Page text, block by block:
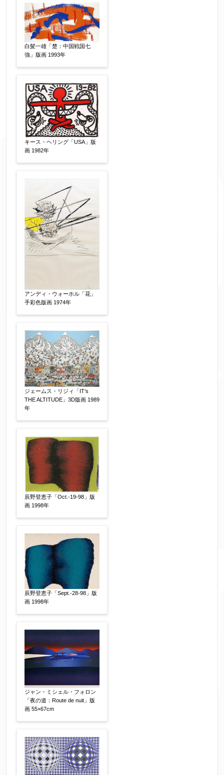
送り頂けます。
お客様情報をご入力ください。
お名前 【必須】
フリガナ
メールアドレス
※送信完了後こちらのメールアドレス宛に自動で
送信確認メールをお送りします。もし送信確認メ
ールが受信されない場合は、送信が完了していな
ざいますので、お電話(
合わせください。
電話番号 【必須】
※携帯電話などご連絡が取りやすいお電話番号を
お願い致します。
郵便番号 【必須】
↓郵便番号を入力すると住所の最初が自動入力さ
れます。番地以下は任意でも結構です。
ご住所 【必須】
白髪一雄「楚：中国戦国七
強」版画 1993年
キース・ヘリング「USA」版
画 1982年
アンディ・ウォーホル「花」
手彩色版画 1974年
ジェームス・リジィ「IT’s
THE ALTITUDE」3D版画 1989
年
辰野登恵子「Oct.-19-98」版
画 1998年
辰野登恵子「Sept.-28-98」版
画 1998年
ジャン・ミシェル・フォロン
「夜の道：Route de nuit」版
画 55×67cm